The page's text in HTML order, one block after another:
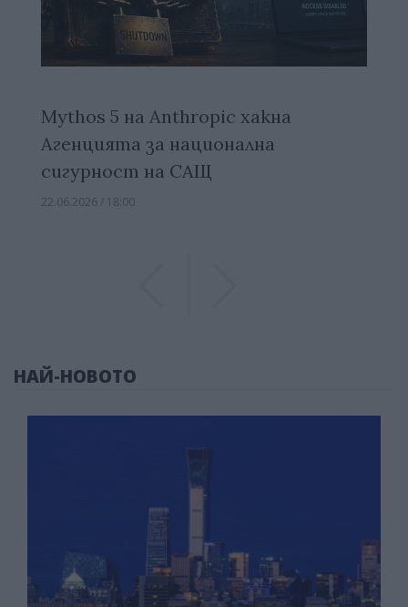
Mythos 5 на Anthropic хакна
Агенцията за национална
сигурност на САЩ
22.06.2026 / 18:00
НАЙ-НОВОТО